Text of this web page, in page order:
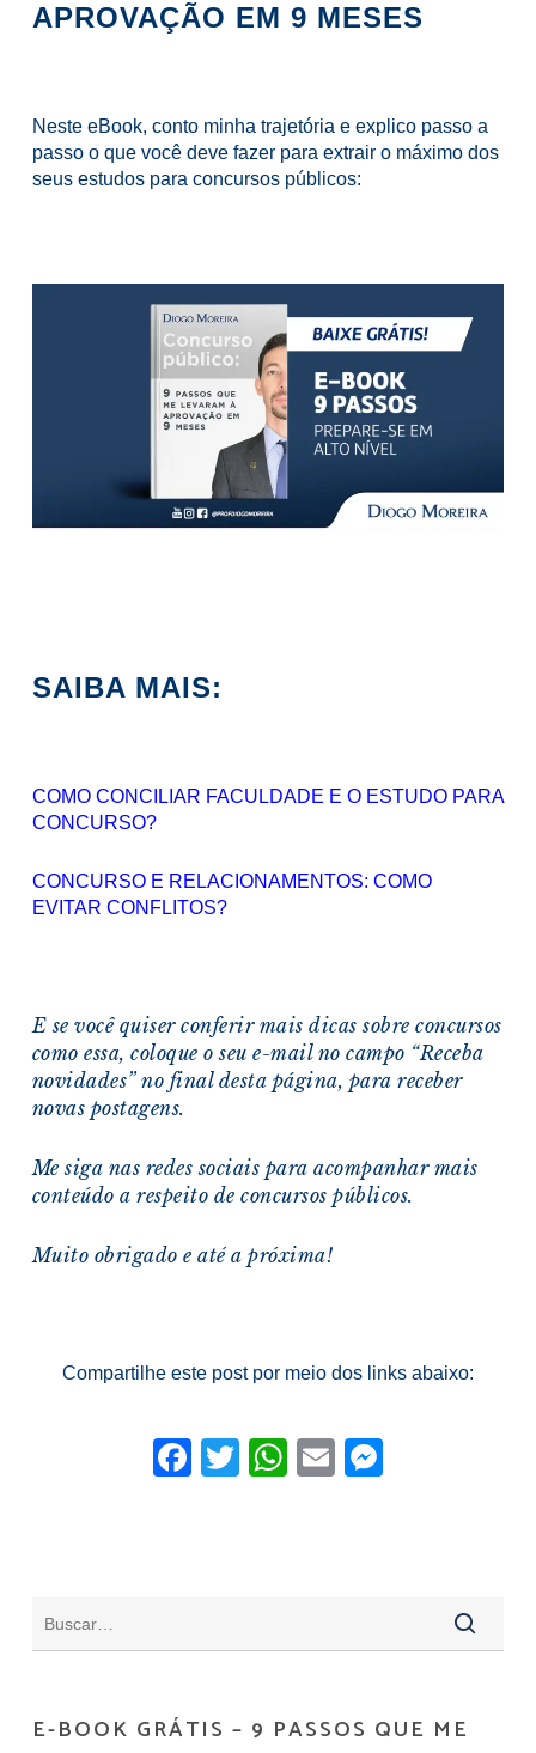
APROVAÇÃO EM 9 MESES
Neste eBook, conto minha trajetória e explico passo a
passo o que você deve fazer para extrair o máximo dos
seus estudos para concursos públicos:
SAIBA MAIS:
COMO CONCILIAR FACULDADE E O ESTUDO PARA
CONCURSO?
CONCURSO E RELACIONAMENTOS: COMO
EVITAR CONFLITOS?
E se você quiser conferir mais dicas sobre concursos
como essa, coloque o seu e-mail no campo “Receba
novidades” no final desta página, para receber
novas postagens.
Me siga nas redes sociais para acompanhar mais
conteúdo a respeito de concursos públicos.
Muito obrigado e até a próxima!
Compartilhe este post por meio dos links abaixo:
Facebook
TwitterWhatsApp
Email
E-BOOK GRÁTIS – 9 PASSOS QUE ME